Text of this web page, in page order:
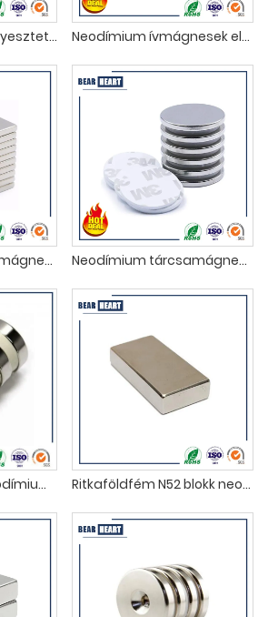
N35 neodímium süllyesztett mágnes Neodímium ívmágnesek eladók
Erős Ndfeb állandó mágneses blokkok Neodímium tárcsamágnesek kétoldalas ragasztóval
N52 Erős gyűrűs neodímium mágnesek Ritkaföldfém N52 blokk neodímium mágnes